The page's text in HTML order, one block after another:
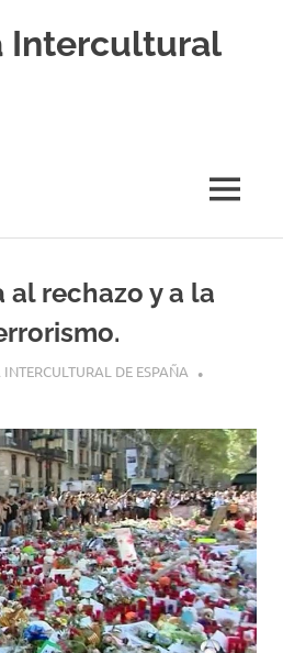
Intercultural
MENÚ
al rechazo y a la
DE ESPAÑA